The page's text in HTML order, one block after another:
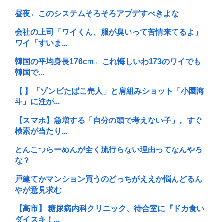
昼夜←このシステムそろそろアプデすべきよな
会社の上司「ワイくん、服が臭いって苦情来てるよ」
ワイ「すいま...
韓国の平均身長176cm←これ悔しいわ173のワイでも
韓国で...
【 】「ゾンビたばこ売人」と肩組みショット「小園海
斗」に注が...
【スマホ】急増する「自分の頭で考えない子」。すぐ
検索が当たり...
とんこつらーめんが全く流行らない理由ってなんやろ
な？
戸建てかマンション買うのどっちがええか悩んどるん
やが意見求む
【高市】 糖尿病内科クリニック、待合室に『ドカ食い
ダイスキ！...